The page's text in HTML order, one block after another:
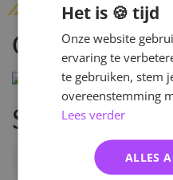
Omschrijving
Specificaties
Artikelnummer
Het is 🍪 tijd
Onze website
ervaring te
te gebruiken, stem
overeenstemming
Lees verder
ALLES